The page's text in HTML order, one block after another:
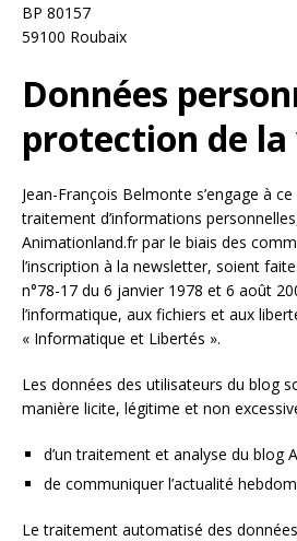
BP 80157
59100 Roubaix
Données
protection de la
Jean-François Belmonte s’engage à
traitement d’informations
Animationland.fr par le biais des
l’inscription à la newsletter, soient
n°78-17 du 6 janvier 1978 et 6 août
l’informatique, aux fichiers et aux
« Informatique et Libertés ».
Les données des utilisateurs du blog
manière licite, légitime et non
d’un traitement et analyse du blog
de communiquer l’actualité
Le traitement automatisé des